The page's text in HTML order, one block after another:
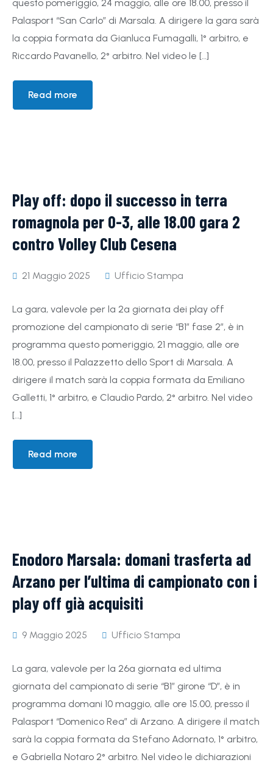
questo pomeriggio, 24 maggio, alle ore 18.00, presso il
Palasport “San Carlo” di Marsala. A dirigere la gara sarà
la coppia formata da Gianluca Fumagalli, 1° arbitro, e
Riccardo Pavanello, 2° arbitro. Nel video le […]
Read more
Play off: dopo il successo in terra
romagnola per 0-3, alle 18.00 gara 2
contro Volley Club Cesena
21 Maggio 2025 Ufficio Stampa
La gara, valevole per la 2ª giornata dei play off
promozione del campionato di serie “B1” fase 2”, è in
programma questo pomeriggio, 21 maggio, alle ore
18.00, presso il Palazzetto dello Sport di Marsala. A
dirigere il match sarà la coppia formata da Emiliano
Galletti, 1° arbitro, e Claudio Pardo, 2° arbitro. Nel video
[…]
Read more
Enodoro Marsala: domani trasferta ad
Arzano per l’ultima di campionato con i
play off già acquisiti
9 Maggio 2025 Ufficio Stampa
La gara, valevole per la 26ª giornata ed ultima
giornata del campionato di serie “B1” girone “D”, è in
programma domani 10 maggio, alle ore 15.00, presso il
Palasport “Domenico Rea” di Arzano. A dirigere il match
sarà la coppia formata da Stefano Adornato, 1° arbitro,
e Gabriella Notaro 2° arbitro. Nel video le dichiarazioni